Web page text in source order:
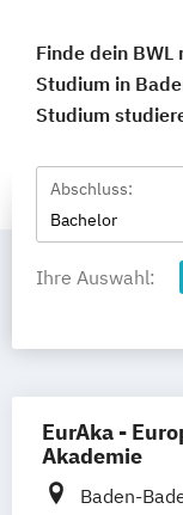
Finde dein
Studium in
Studium
Abschluss:
Bachelor
Ihre Auswahl:
EurAka -
Akademie
Baden-